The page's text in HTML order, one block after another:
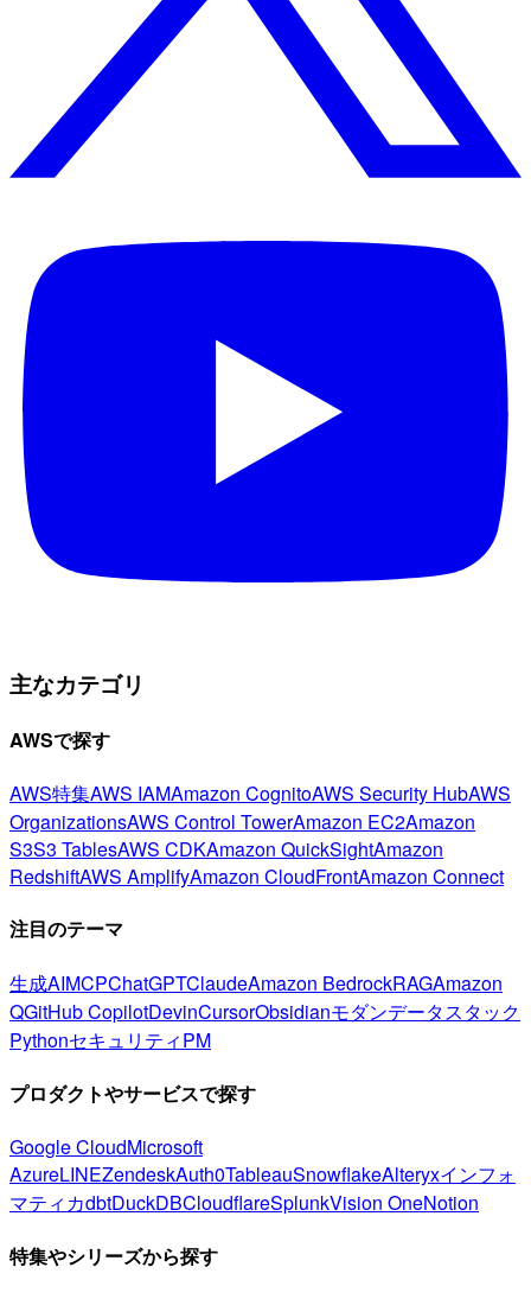
主なカテゴリ
AWSで探す
AWS特集AWS IAMAmazon CognitoAWS Security HubAWS
OrganizationsAWS Control TowerAmazon EC2Amazon
S3S3 TablesAWS CDKAmazon QuickSightAmazon
RedshiftAWS AmplifyAmazon CloudFrontAmazon Connect
注目のテーマ
生成AIMCPChatGPTClaudeAmazon BedrockRAGAmazon
QGitHub CopilotDevinCursorObsidianモダンデータスタック
PythonセキュリティPM
プロダクトやサービスで探す
Google CloudMicrosoft
AzureLINEZendeskAuth0TableauSnowflakeAlteryxインフォ
マティカdbtDuckDBCloudflareSplunkVision OneNotion
特集やシリーズから探す